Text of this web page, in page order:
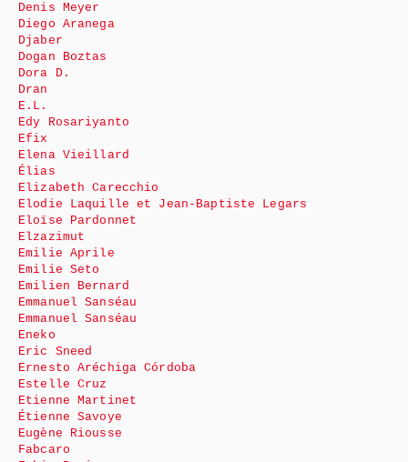
Denis Meyer
Diego Aranega
Djaber
Dogan Boztas
Dora D.
Dran
E.L.
Edy Rosariyanto
Efix
Elena Vieillard
Élias
Elizabeth Carecchio
Elodie Laquille et Jean-Baptiste Legars
Eloïse Pardonnet
Elzazimut
Emilie Aprile
Emilie Seto
Emilien Bernard
Emmanuel Sanséau
Emmanuel Sanséau
Eneko
Eric Sneed
Ernesto Aréchiga Córdoba
Estelle Cruz
Etienne Martinet
Étienne Savoye
Eugène Riousse
Fabcaro